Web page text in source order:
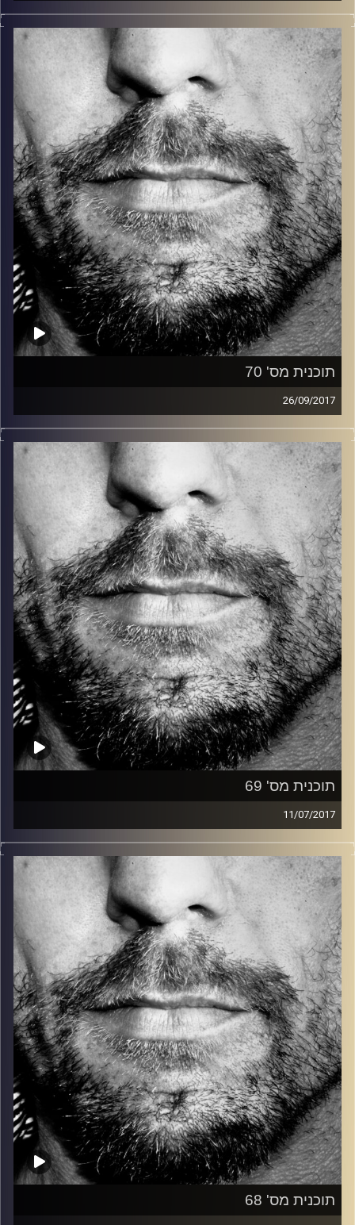
זיפים, מוזיקה מחוספסת של הופעות חיות. הרבה ג'אם, רוק,
בלוז, bluegrass, ג'אז, Fאנק, פרוגרסיב ואפילו אלקטרוניקה.
כל מה שחי, אמיתי ונושם.
עם שמוליק רגב.
קרדיט תמונות: David Goehring
תוכנית מס' 70
26/09/2017
זיפים, מוזיקה מחוספסת של הופעות חיות. הרבה ג'אם, רוק,
בלוז, bluegrass, ג'אז, Fאנק, פרוגרסיב ואפילו אלקטרוניקה.
כל מה שחי, אמיתי ונושם.
עם שמוליק רגב.
קרדיט תמונות: David Goehring
תוכנית מס' 69
11/07/2017
זיפים, מוזיקה מחוספסת של הופעות חיות. הרבה ג'אם, רוק,
בלוז, bluegrass, ג'אז, Fאנק, פרוגרסיב ואפילו אלקטרוניקה.
כל מה שחי, אמיתי ונושם.
עם שמוליק רגב.
קרדיט תמונות: David Goehring
תוכנית מס' 68